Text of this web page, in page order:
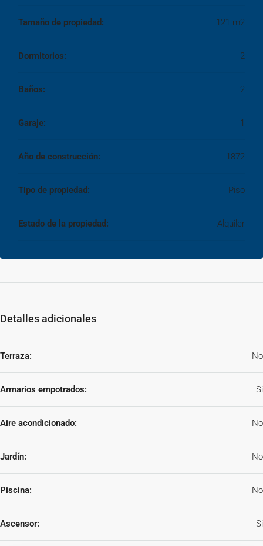
Tamaño de propiedad: 121 m2
Dormitorios: 2
Baños: 2
Garaje: 1
Año de construcción: 1872
Tipo de propiedad: Piso
Estado de la propiedad: Alquiler
Detalles adicionales
Terraza: No
Armarios empotrados: Si
Aire acondicionado: No
Jardín: No
Piscina: No
Ascensor: Si